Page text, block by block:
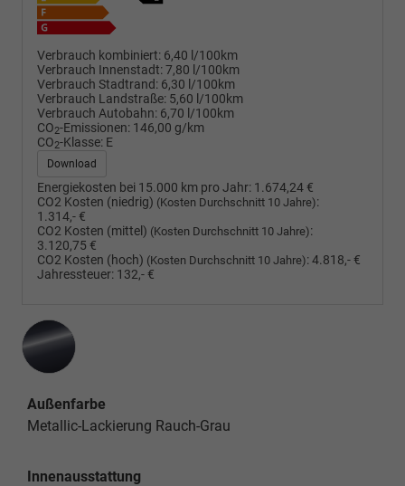
Verbrauch kombiniert: 6,40 l/100km
Verbrauch Innenstadt:7,80 l/100km
Verbrauch Stadtrand: 6,30 l/100km
Verbrauch Landstraße: 5,60 l/100km
Verbrauch Autobahn: 6,70 l/100km
CO2-Emissionen: 146,00 g/km
CO2-Klasse: E
Download
Energiekosten bei 15.000 km pro Jahr: 1.674,24 €
CO2 Kosten (niedrig) (Kosten Durchschnitt 10 Jahre):
1.314,- €
CO2 Kosten (mittel) (Kosten Durchschnitt 10 Jahre):
3.120,75 €
CO2 Kosten (hoch) (Kosten Durchschnitt 10 Jahre):4.818,- €
Jahressteuer: 132,- €
Außenfarbe
Metallic-Lackierung Rauch-Grau
Innenausstattung